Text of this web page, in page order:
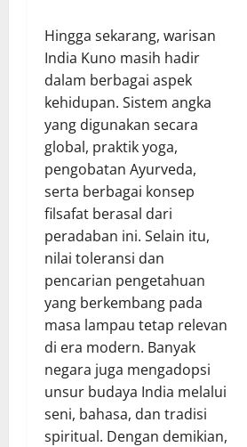
Hingga sekarang, warisan
India Kuno masih hadir
dalam berbagai aspek
kehidupan. Sistem angka
yang digunakan secara
global, praktik yoga,
pengobatan Ayurveda,
serta berbagai konsep
filsafat berasal dari
peradaban ini. Selain itu,
nilai toleransi dan
pencarian pengetahuan
yang berkembang pada
masa lampau tetap relevan
di era modern. Banyak
negara juga mengadopsi
unsur budaya India melalui
seni, bahasa, dan tradisi
spiritual. Dengan demikian,